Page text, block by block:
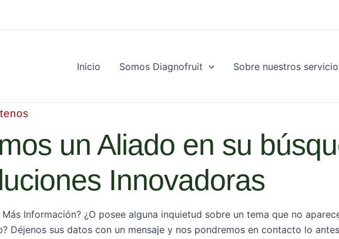
Inicio Somos Diagnofruit Sobre nuestros
un Aliado en su
Innovadoras
Más Información? ¿O posee alguna inquietud sobre un tema que no
Déjenos sus datos con un mensaje y nos pondremos en contacto lo